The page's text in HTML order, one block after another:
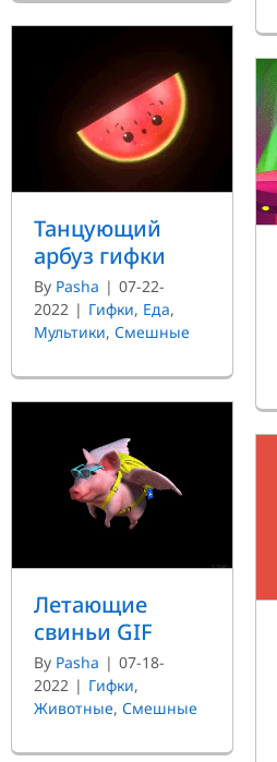
Танцующий
арбуз гифки
By Pasha | 07-22-
2022 | Гифки, Еда,
Мультики, Смешные
Летающие
свиньи GIF
By Pasha | 07-18-
2022 | Гифки,
Животные, Смешные